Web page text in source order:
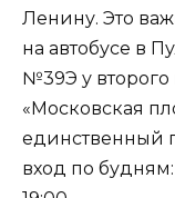
Ленину. Это
на автобусе в
№39Э у второго
«Московская
единственный
вход по будням: